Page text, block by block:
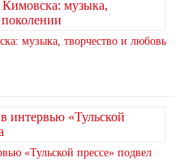
музыка, творчество и любовь
«Тульской прессе» подвел